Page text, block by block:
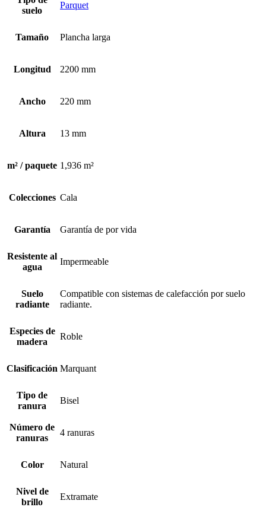
suelo
Parquet
Tamaño Plancha larga
Longitud 2200 mm
Ancho 220 mm
Altura 13 mm
m² / paquete 1,936 m²
Colecciones Cala
Garantía Garantía de por vida
Resistente al
agua
Impermeable
Suelo
radiante
Compatible con sistemas de calefacción por suelo
radiante.
Especies de
madera
Roble
Clasificación Marquant
Tipo de
ranura
Bisel
Número de
ranuras
4 ranuras
Color Natural
Nivel de
brillo
Extramate